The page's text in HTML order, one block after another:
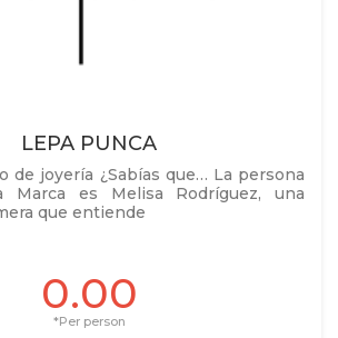
LEPA PUNCA
de joyería ¿Sabías que… La persona
Marca es Melisa Rodríguez, una
que entiende
0.00
*Per person